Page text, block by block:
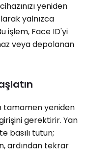
yeniden
yalnızca
işlem, Face ID'yi
veya depolanan
tamamen yeniden
gerektirir. Yan
basılı tutun;
ardından tekrar